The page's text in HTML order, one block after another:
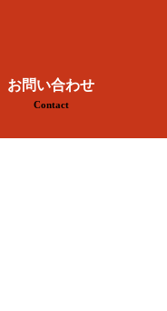
お問い合わせ
Contact